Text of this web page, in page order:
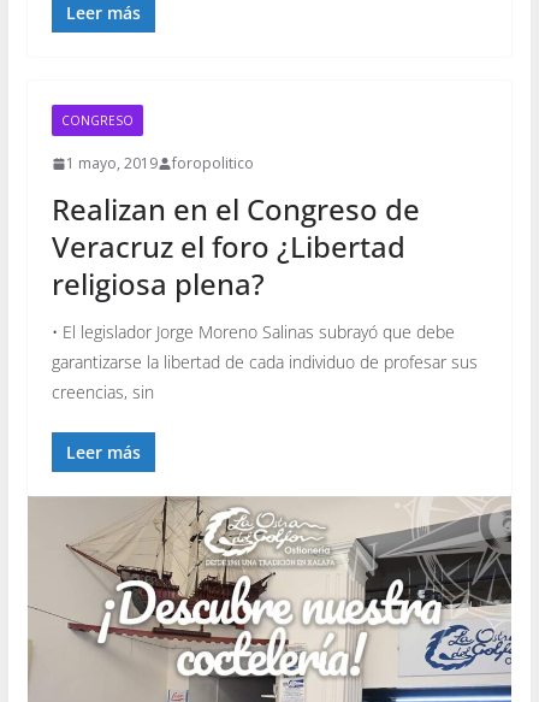
Leer más
CONGRESO
1 mayo, 2019 foropolitico
Realizan en el Congreso de
Veracruz el foro ¿Libertad
religiosa plena?
• El legislador Jorge Moreno Salinas subrayó que debe
garantizarse la libertad de cada individuo de profesar sus
creencias, sin
Leer más